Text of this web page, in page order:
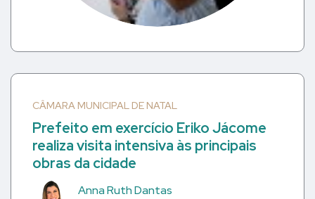
CÂMARA MUNICIPAL DE NATAL
Prefeito em exercício Eriko Jácome
realiza visita intensiva às principais
obras da cidade
Anna Ruth Dantas